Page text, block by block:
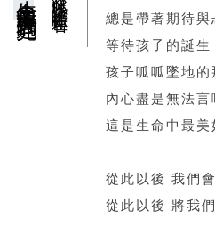
總是帶著期待與
等待孩子的誕生
孩子呱呱墜地的
內心盡是無法
這是生命中最美
從此以後 我們
從此以後 將我